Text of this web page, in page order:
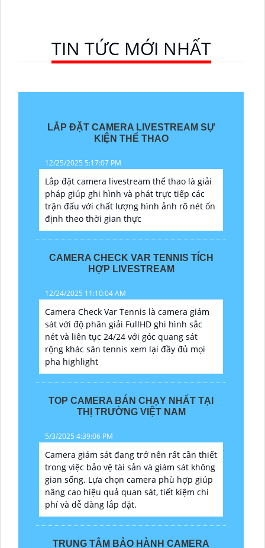
TIN TỨC MỚI NHẤT
LẮP ĐẶT CAMERA LIVESTREAM SỰ
KIỆN THỂ THAO
12/25/2025 5:17:07 PM
Lắp đặt camera livestream thể thao là giải
pháp giúp ghi hình và phát trực tiếp các
trận đấu với chất lượng hình ảnh rõ nét ổn
định theo thời gian thực
CAMERA CHECK VAR TENNIS TÍCH
HỢP LIVESTREAM
12/24/2025 11:10:04 AM
Camera Check Var Tennis là camera giám
sát với độ phân giải FullHD ghi hình sắc
nét và liên tục 24/24 với góc quang sát
rộng khác sân tennis xem lại đầy đủ mọi
pha highlight
TOP CAMERA BÁN CHẠY NHẤT TẠI
THỊ TRƯỜNG VIỆT NAM
5/3/2025 4:39:06 PM
Camera giám sát đang trở nên rất cần thiết
trong việc bảo vệ tài sản và giám sát không
gian sống. Lựa chọn camera phù hợp giúp
nâng cao hiệu quả quan sát, tiết kiệm chi
phí và dễ dàng lắp đặt.
TRUNG TÂM BẢO HÀNH CAMERA